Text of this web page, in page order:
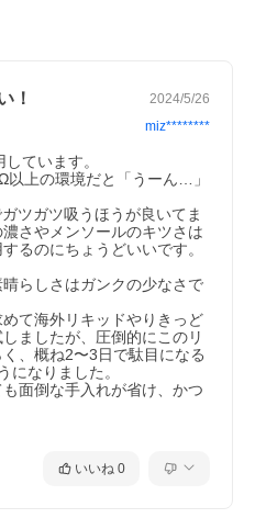
！ 2024/5/26
miz********
ています。
上の環境だと「うーん…」
ツガツ吸うほうが良いてま
さやメンソールのキツさは
るのにちょうどいいです。
らしさはガンクの少なさで
て海外リキッドやりきっど
ましたが、圧倒的にこのリ
、概ね2〜3日で駄目になる
になりました。
面倒な手入れが省け、かつ
いいね 0